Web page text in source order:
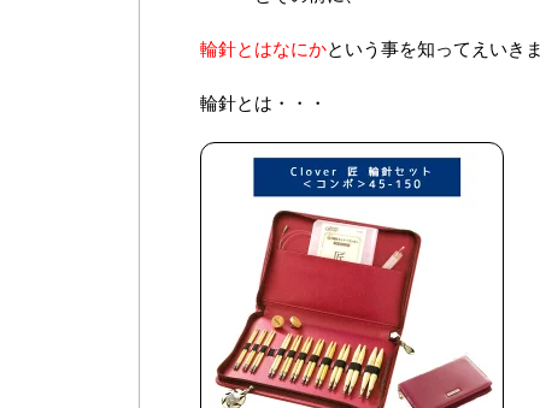
輪針とはなにかという事を知ってえいき
輪針とは・・・